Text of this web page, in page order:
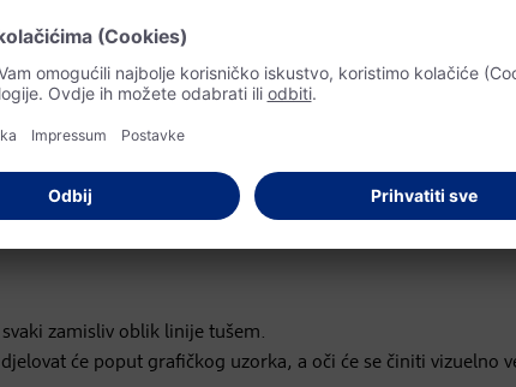
dio kapka nanesite obilan sloj sjenila. Pritom nježno
intenziteta nanosa boje dopušteno je sve što vam se sviđa.
za oči u mat i sjajnoj varijanti.
za oči. (br. 09).
zamisliv oblik linije tušem.
će poput grafičkog uzorka, a oči će se činiti vizuelno